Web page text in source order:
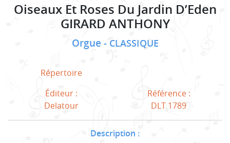
Oiseaux Et Roses Du Jardin D’Eden
GIRARD ANTHONY
Orgue CLASSIQUE
Répertoire
Éditeur :
Delatour
Référence :
DLT 1789
Description :